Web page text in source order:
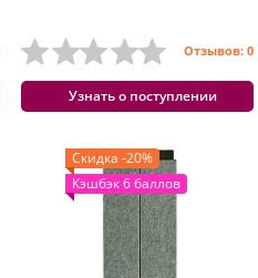
Отзывов: 0
Узнать о поступлении
Скидка -20%
Кэшбэк 6 баллов